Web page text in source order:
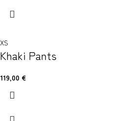
XS
Khaki Pants
119,00 €